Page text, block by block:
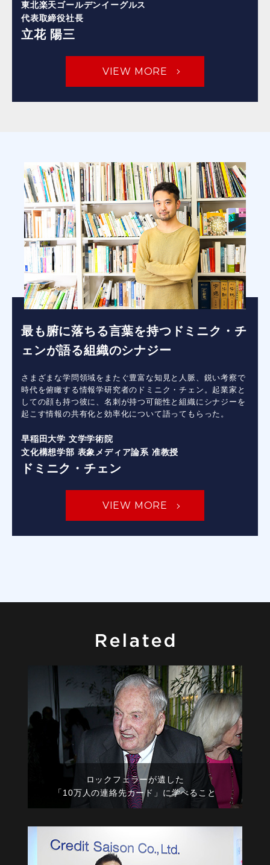
東北楽天ゴールデンイーグルス
代表取締役社長
立花 陽三
VIEW MORE
最も腑に落ちる言葉を持つドミニク・チ
ェンが語る組織のシナジー
さまざまな学問領域をまたぐ豊富な知見と人脈、鋭い考察で
時代を俯瞰する情報学研究者のドミニク・チェン。起業家と
しての顔も持つ彼に、名刺が持つ可能性と組織にシナジーを
起こす情報の共有化と効率化について語ってもらった。
早稲田大学 文学学術院
文化構想学部 表象メディア論系 准教授
ドミニク・チェン
VIEW MORE
ロックフェラーが遺した
「10万人の連絡先カード」に学べること